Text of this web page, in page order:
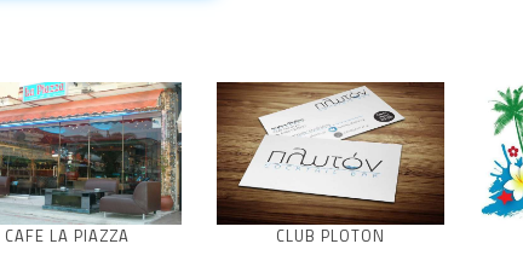
CAFE LA PIAZZA CLUB PLOTON